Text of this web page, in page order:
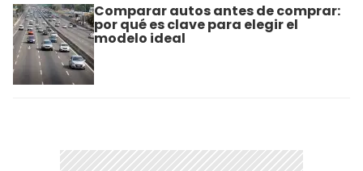
Comparar autos antes de comprar:
por qué es clave para elegir el
modelo ideal